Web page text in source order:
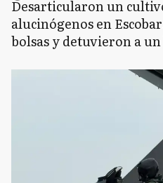
Desarticularon un
alucinógenos en
bolsas y detuvieron a